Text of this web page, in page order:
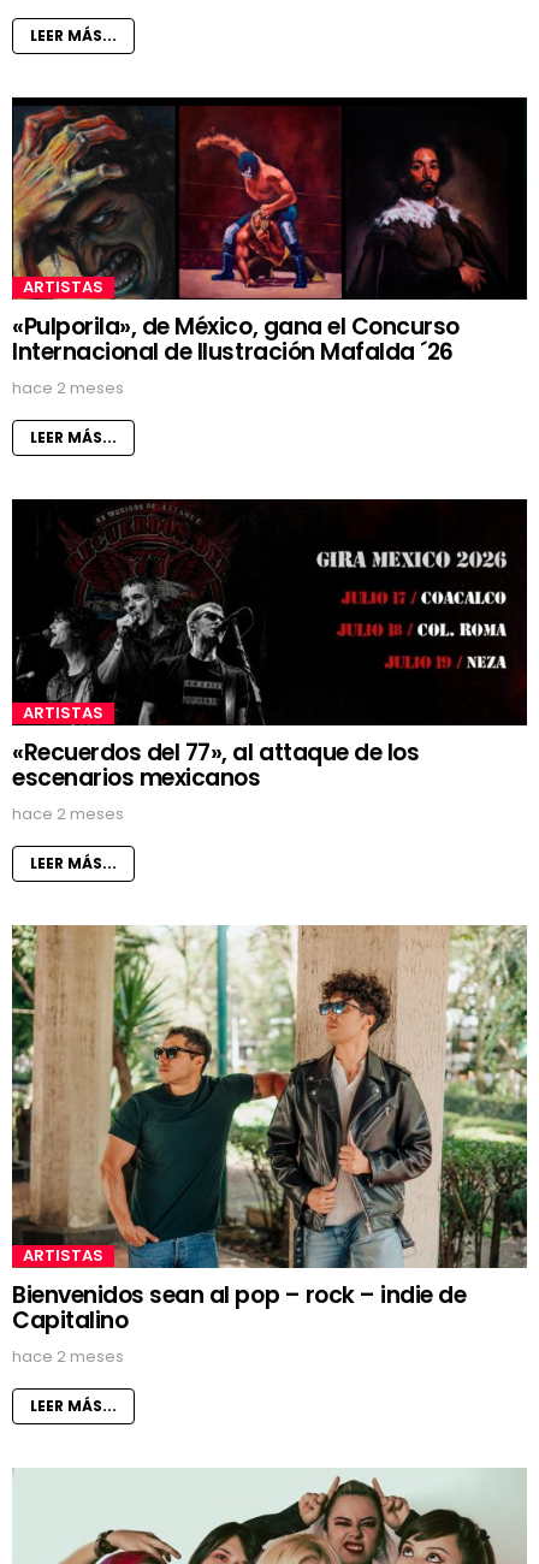
LEER MÁS...
ARTISTAS
«Pulporila», de México, gana el Concurso
Internacional de Ilustración Mafalda ´26
hace 2 meses
LEER MÁS...
ARTISTAS
«Recuerdos del 77», al attaque de los
escenarios mexicanos
hace 2 meses
LEER MÁS...
ARTISTAS
Bienvenidos sean al pop – rock – indie de
Capitalino
hace 2 meses
LEER MÁS...